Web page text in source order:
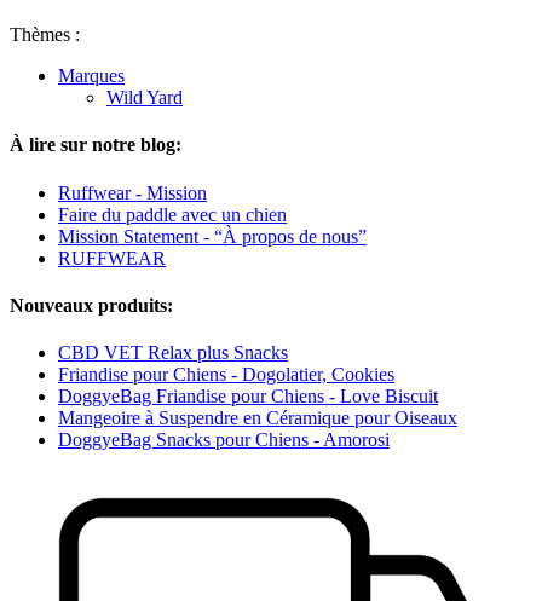
Thèmes :
Marques
Wild Yard
À lire sur notre blog:
Ruffwear - Mission
Faire du paddle avec un chien
Mission Statement - “À propos de nous”
RUFFWEAR
Nouveaux produits:
CBD VET Relax plus Snacks
Friandise pour Chiens - Dogolatier, Cookies
DoggyeBag Friandise pour Chiens - Love Biscuit
Mangeoire à Suspendre en Céramique pour Oiseaux
DoggyeBag Snacks pour Chiens - Amorosi